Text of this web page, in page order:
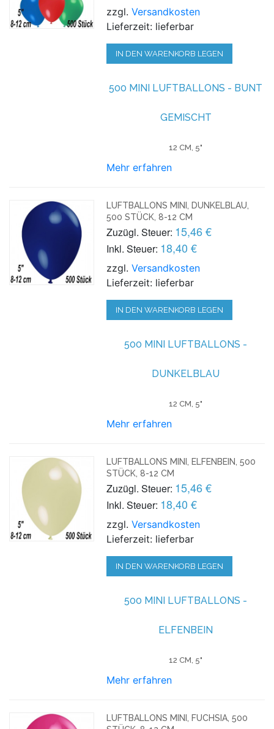
zzgl.Versandkosten
Lieferzeit: lieferbar
IN DEN WARENKORB LEGEN
500 MINI LUFTBALLONS - BUNT
GEMISCHT
12 CM, 5"
Mehr erfahren
LUFTBALLONS MINI, DUNKELBLAU,
500 STÜCK, 8-12 CM
Zuzügl. Steuer: 15,46 €
Inkl. Steuer: 18,40 €
zzgl.Versandkosten
Lieferzeit: lieferbar
IN DEN WARENKORB LEGEN
500 MINI LUFTBALLONS -
DUNKELBLAU
12 CM, 5"
Mehr erfahren
LUFTBALLONS MINI, ELFENBEIN, 500
STÜCK, 8-12 CM
Zuzügl. Steuer: 15,46 €
Inkl. Steuer: 18,40 €
zzgl.Versandkosten
Lieferzeit: lieferbar
IN DEN WARENKORB LEGEN
500 MINI LUFTBALLONS -
ELFENBEIN
12 CM, 5"
Mehr erfahren
LUFTBALLONS MINI, FUCHSIA, 500